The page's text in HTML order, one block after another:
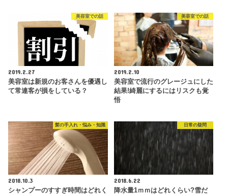
美容室での話
2019.2.27
美容室は新規のお客さんを優遇し
て常連客が損をしている？
美容室での話
2019.2.10
美容室で流行のグレージュにした
結果!綺麗にするにはリスクも覚
悟
髪の手入れ・悩み・知識
2018.10.3
シャンプーのすすぎ時間はどれく
日常の疑問
2018.6.22
降水量1ｍｍはどれくらい?雪だ